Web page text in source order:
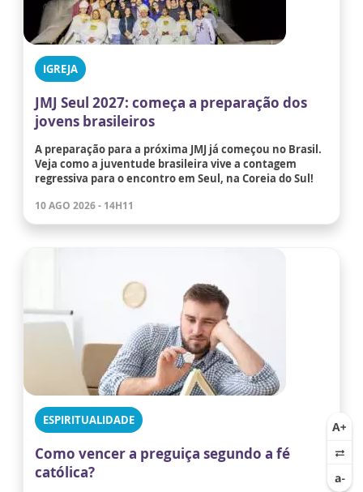
IGREJA
JMJ Seul 2027: começa a preparação dos
jovens brasileiros
A preparação para a próxima JMJ já começou no Brasil.
Veja como a juventude brasileira vive a contagem
regressiva para o encontro em Seul, na Coreia do Sul!
10 AGO 2026 - 14H11
ESPIRITUALIDADE
Como vencer a preguiça segundo a fé
católica?